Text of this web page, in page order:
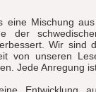
eine Mischung
der
Wir sind
von unseren
Jede Anregung